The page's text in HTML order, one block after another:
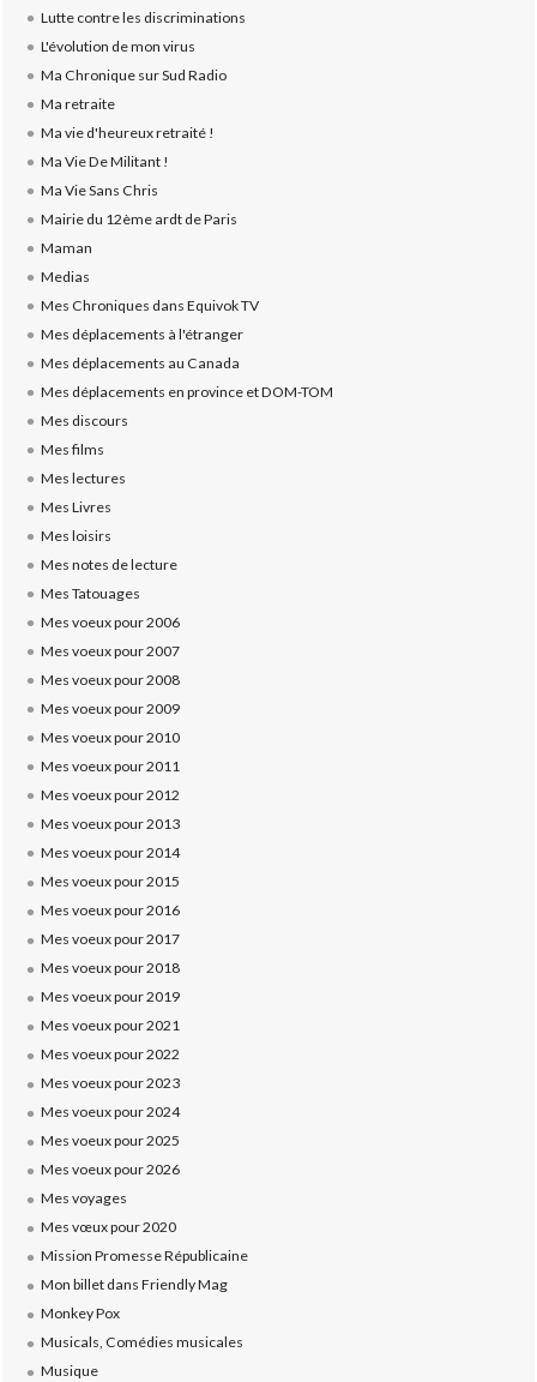
Lutte contre les discriminations
L'évolution de mon virus
Ma Chronique sur Sud Radio
Ma retraite
Ma vie d'heureux retraité !
Ma Vie De Militant !
Ma Vie Sans Chris
Mairie du 12ème ardt de Paris
Maman
Medias
Mes Chroniques dans Equivok TV
Mes déplacements à l'étranger
Mes déplacements au Canada
Mes déplacements en province et DOM-TOM
Mes discours
Mes films
Mes lectures
Mes Livres
Mes loisirs
Mes notes de lecture
Mes Tatouages
Mes voeux pour 2006
Mes voeux pour 2007
Mes voeux pour 2008
Mes voeux pour 2009
Mes voeux pour 2010
Mes voeux pour 2011
Mes voeux pour 2012
Mes voeux pour 2013
Mes voeux pour 2014
Mes voeux pour 2015
Mes voeux pour 2016
Mes voeux pour 2017
Mes voeux pour 2018
Mes voeux pour 2019
Mes voeux pour 2021
Mes voeux pour 2022
Mes voeux pour 2023
Mes voeux pour 2024
Mes voeux pour 2025
Mes voeux pour 2026
Mes voyages
Mes vœux pour 2020
Mission Promesse Républicaine
Mon billet dans Friendly Mag
Monkey Pox
Musicals, Comédies musicales
Musique